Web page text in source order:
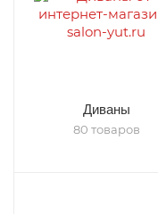
Диваны
80 товаров